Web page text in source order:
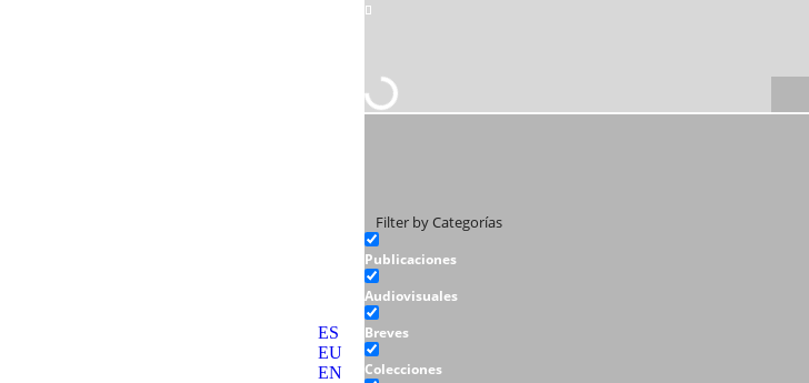
ES
EU
EN
Filter by Categorías
Publicaciones
Audiovisuales
Breves
Colecciones